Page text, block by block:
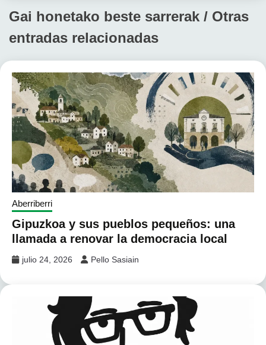
Gai honetako beste sarrerak / Otras
entradas relacionadas
Aberriberri
Gipuzkoa y sus pueblos pequeños: una
llamada a renovar la democracia local
julio 24, 2026 Pello Sasiain